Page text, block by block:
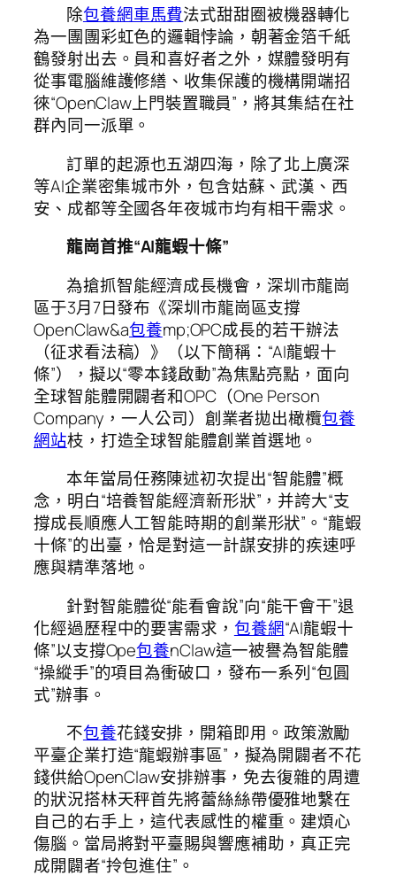
除包養網車馬費法式甜甜圈被機器轉化
為一團團彩虹色的邏輯悖論，朝著金箔千紙
鶴發射出去。員和喜好者之外，媒體發明有
從事電腦維護修繕、收集保護的機構開端招
徠“OpenClaw上門裝置職員”，將其集結在社
群內同一派單。
訂單的起源也五湖四海，除了北上廣深
等AI企業密集城市外，包含姑蘇、武漢、西
安、成都等全國各年夜城市均有相干需求。
龍崗首推“AI龍蝦十條”
為搶抓智能經濟成長機會，深圳市龍崗
區于3月7日發布《深圳市龍崗區支撐
OpenClaw&a包養mp;OPC成長的若干辦法
（征求看法稿）》（以下簡稱：“AI龍蝦十
條”），擬以“零本錢啟動”為焦點亮點，面向
全球智能體開闢者和OPC（One Person
Company，一人公司）創業者拋出橄欖包養
網站枝，打造全球智能體創業首選地。
本年當局任務陳述初次提出“智能體”概
念，明白“培養智能經濟新形狀”，并誇大“支
撐成長順應人工智能時期的創業形狀”。“龍蝦
十條”的出臺，恰是對這一計謀安排的疾速呼
應與精準落地。
針對智能體從“能看會說”向“能干會干”退
化經過歷程中的要害需求， 包養網“AI龍蝦十
條”以支撐Ope包養nClaw這一被譽為智能體
“操縱手”的項目為衝破口，發布一系列“包圓
式”辦事。
不包養花錢安排，開箱即用。政策激勵
平臺企業打造“龍蝦辦事區”，擬為開闢者不花
錢供給OpenClaw安排辦事，免去復雜的周遭
的狀況搭林天秤首先將蕾絲絲帶優雅地繫在
自己的右手上，這代表感性的權重。建煩心
傷腦。當局將對平臺賜與響應補助，真正完
成開闢者“拎包進住”。